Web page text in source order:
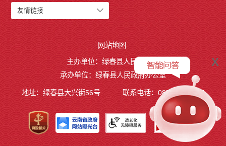
友情链接
x
网站地图
主办单位：绿春县人民政府
承办单位：绿春县人民政府办公室
地址：绿春县大兴街56号 联系电话：0873-4221495